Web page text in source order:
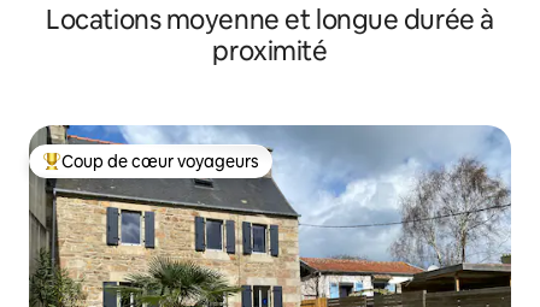
Locations moyenne et longue durée à
proximité
Coups de cœur voyageurs les plus appréciés
Coup de cœur voyageurs